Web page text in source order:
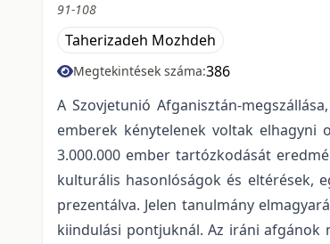
91-108
Taherizadeh Mozhdeh
Megtekintések száma:386
A Szovjetunió Afganisztán-
emberek kénytelenek voltak elhagyni
3.000.000 ember tartózkodását
kulturális hasonlóságok és eltérések,
prezentálva. Jelen tanulmány
kiindulási pontjuknál. Az iráni afgánok